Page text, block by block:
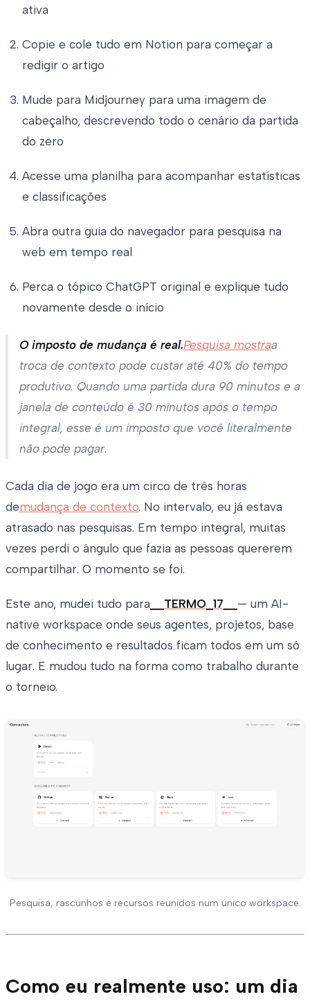
ativa
Copie e cole tudo em Notion para começar a
redigir o artigo
Mude para Midjourney para uma imagem de
cabeçalho, descrevendo todo o cenário da partida
do zero
Acesse uma planilha para acompanhar estatísticas
e classificações
Abra outra guia do navegador para pesquisa na
web em tempo real
Perca o tópico ChatGPT original e explique tudo
novamente desde o início
O imposto de mudança é real.Pesquisa mostraa
troca de contexto pode custar até 40% do tempo
produtivo. Quando uma partida dura 90 minutos e a
janela de conteúdo é 30 minutos após o tempo
integral, esse é um imposto que você literalmente
não pode pagar.
Cada dia de jogo era um circo de três horas
demudança de contexto. No intervalo, eu já estava
atrasado nas pesquisas. Em tempo integral, muitas
vezes perdi o ângulo que fazia as pessoas quererem
compartilhar. O momento se foi.
Este ano, mudei tudo para __TERMO_17__ — um AI-
native workspace onde seus agentes, projetos, base
de conhecimento e resultados ficam todos em um só
lugar. E mudou tudo na forma como trabalho durante
o torneio.
Pesquisa, rascunhos e recursos reunidos num único workspace.
Como eu realmente uso: um dia